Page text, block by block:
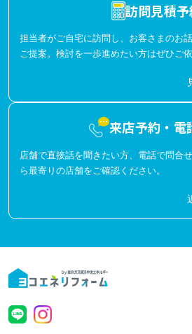
訪問見積
担当者がご自宅に訪問し、お客さまのお
ご提案。検討を一歩進めたい方はぜひご依
来店予約・電
店舗で直接話を聞きたい方、電話で問合
ら最寄りの店舗をご確認ください。